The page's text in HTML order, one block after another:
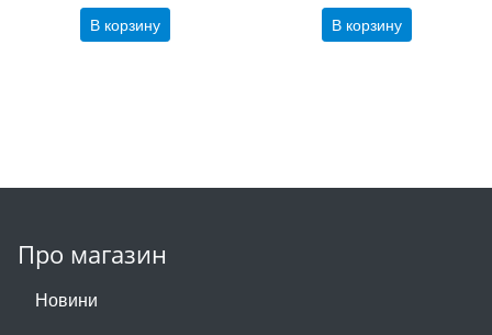
В корзину В корзину
Про магазин
Новини